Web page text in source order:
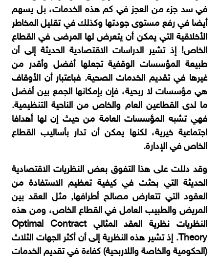
في سد جزء من العجز في كم هذه الخدمات، بل يسهم
أيضا في رفع مستوى جودتها وكذلك في تقليل المخاطر
الأخلاقية التي يمكن أن يتعرض لها المرضى في القطاع
الخاص! إذ تشير الدراسات الاقتصادية الحديثة إلى أن
طبيعة المؤسسات الوقفية تجعلها أفضل وأقدر من
غيرها في تقديم الخدمات الصحية. فباعتبار أن الأوقاف
هي مؤسسات لا ربحية، فإن بإمكانها الجمع بين أفضل
ما لدى القطاعين العام والخاص من الناحية التنظيمية.
فهي تشبه المؤسسات العامة من حيث إن لها أهدافا
اجتماعية خيرية، لكنها يمكن أن تدار بأساليب القطاع
الخاص في الإدارة.
وقد دللت على هذا التفوق بعض النظريات الاقتصادية
الحديثة التي بحثت في كيفية تعظيم الاستفادة من
العقود التي تتعارض مصالح أطرافها, مثل العقد بين
المريض والطبيب العامل في القطاع الخاص، ومن هذه
النظريات نظرية العقد المثالي Optimal Contract
Theory. إذ تشير هذه النظرية إلى أن أكثر الجهات الثلاث
(الحكومية والخاصة واللاربحية) كفاءة في تقديم الخدمات